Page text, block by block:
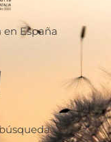
España